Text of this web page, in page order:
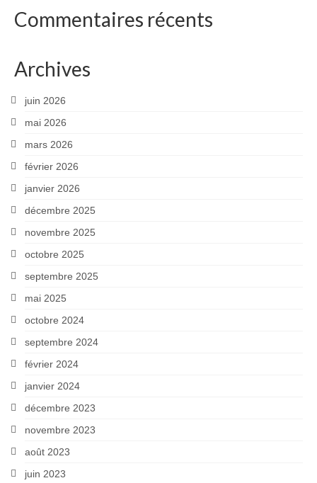
Commentaires récents
Archives
juin 2026
mai 2026
mars 2026
février 2026
janvier 2026
décembre 2025
novembre 2025
octobre 2025
septembre 2025
mai 2025
octobre 2024
septembre 2024
février 2024
janvier 2024
décembre 2023
novembre 2023
août 2023
juin 2023